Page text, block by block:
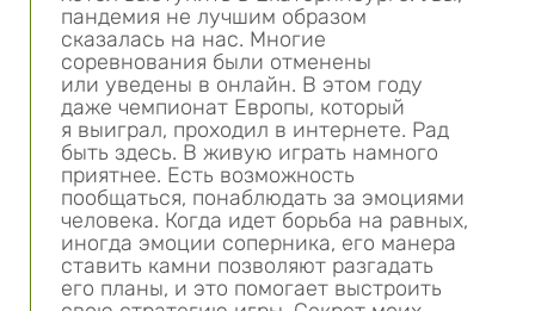
пандемия не лучшим образом
сказалась на нас. Многие
соревнования были отменены
или уведены в онлайн. В этом году
даже чемпионат Европы, который
я выиграл, проходил в интернете. Рад
быть здесь. В живую играть намного
приятнее. Есть возможность
пообщаться, понаблюдать за эмоциями
человека. Когда идет борьба на равных,
иногда эмоции соперника, его манера
ставить камни позволяют разгадать
его планы, и это помогает выстроить